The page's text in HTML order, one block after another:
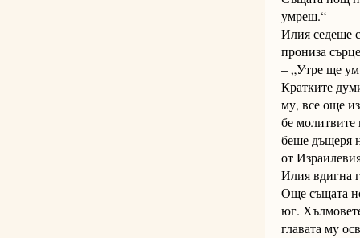
умреш.“
Илия седеше
прониза
– „Утре ще
Кратките
му, все още
бе молитвите
беше дъщеря
от
Илия вдигна
Още същата
юг.
главата му